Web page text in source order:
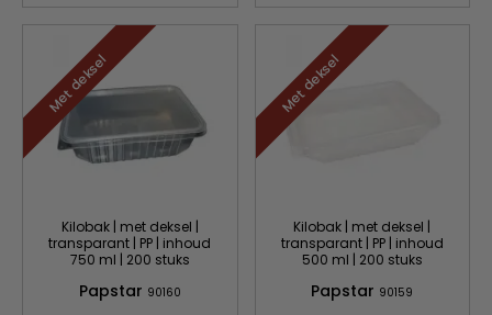
Met deksel
Kilobak | met deksel |
transparant | PP | inhoud
750 ml | 200 stuks
Papstar 90160
Met deksel
Kilobak | met deksel |
transparant | PP | inhoud
500 ml | 200 stuks
Papstar 90159